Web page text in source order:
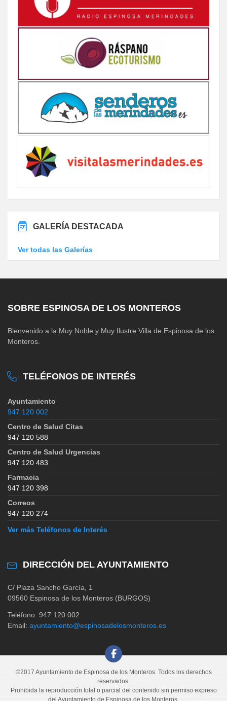
GALERÍA DESTACADA
Ver todas las Galerías
SOBRE ESPINOSA DE LOS MONTEROS
Bienvenido a la Muy Noble y Muy Ilustre Villa de Espinosa de los
Monteros.
TELÉFONOS DE INTERÉS
Ayuntamiento
947 120 002
Centro de Salud Citas
947 120 588
Centro de Salud Urgencias
947 120 483
Farmacia
947 120 398
Correos
947 120 274
Ver más Teléfonos de Interés
DIRECCIÓN DEL AYUNTAMIENTO
C/ Plaza Sancho García, 1
09560 Espinosa de los Monteros (BURGOS)
Teléfono: 947 120 002
Email: ayuntamiento@espinosadelosmonteros.es
©2017 Ayuntamiento de Espinosa de los Monteros. Todos los derechos
reservados.
Prohibida la reproducción total o parcial del contenido sin permiso expreso
del Ayuntamiento de Espinosa de los Monteros.